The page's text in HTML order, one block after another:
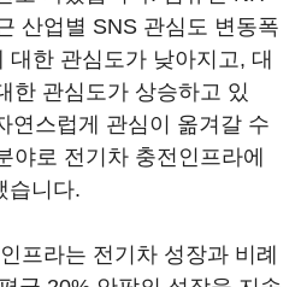
산업별 SNS 관심도 변동폭
한 관심도가 낮아지고, 대
한 관심도가 상승하고 있
연스럽게 관심이 옮겨갈 수
야로 전기차 충전인프라에
습니다.
프라는 전기차 성장과 비례